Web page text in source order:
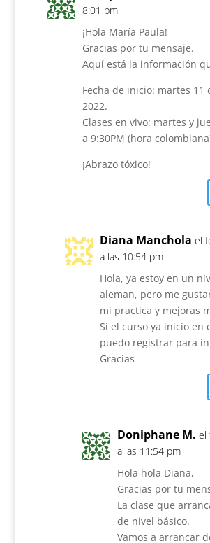
8:01 pm
¡Hola María Paula!
Gracias por tu mensaje.
Aquí está la información
Fecha de inicio: martes 11
2022.
Clases en vivo: martes y
a 9:30PM (hora
¡Abrazo tóxico!
Diana Manchola el
a las 10:54 pm
Hola, ya estoy en un
aleman, pero me
mi practica y mejoras
Si el curso ya inicio en
puedo registrar para
Gracias
Doniphane M. el
a las 11:54 pm
Hola hola Diana,
Gracias por tu
La clase que
de nivel básico.
Vamos a arrancar